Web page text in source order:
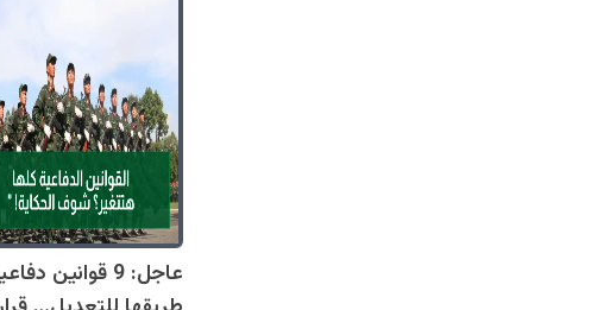
عاجل: 9 قوانين